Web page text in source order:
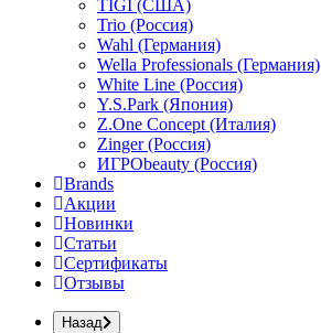
TIGI (США)
Trio (Россия)
Wahl (Германия)
Wella Professionals (Германия)
White Line (Россия)
Y.S.Park (Япония)
Z.One Concept (Италия)
Zinger (Россия)
ИГРОbeauty (Россия)
Brands
Акции
Новинки
Статьи
Сертификаты
Отзывы
Назад